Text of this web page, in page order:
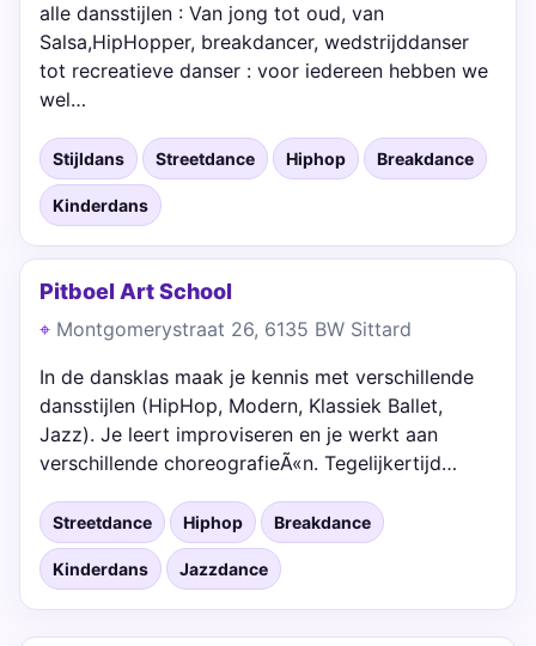
alle dansstijlen : Van jong tot oud, van
Salsa,HipHopper, breakdancer, wedstrijddanser
tot recreatieve danser : voor iedereen hebben we
wel…
Stijldans Streetdance Hiphop Breakdance
Kinderdans
Pitboel Art School
Montgomerystraat 26, 6135 BW Sittard
In de dansklas maak je kennis met verschillende
dansstijlen (HipHop, Modern, Klassiek Ballet,
Jazz). Je leert improviseren en je werkt aan
verschillende choreografieÃ«n. Tegelijkertijd…
Streetdance Hiphop Breakdance
Kinderdans Jazzdance